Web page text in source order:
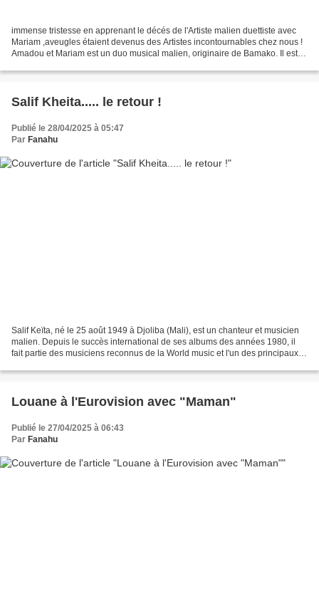
immense tristesse en apprenant le décés de l'Artiste malien duettiste avec
Mariam ,aveugles étaient devenus des Artistes incontournables chez nous !
Amadou et Mariam est un duo musical malien, originaire de Bamako. Il est
Salif Kheita..... le retour !
Publié le 28/04/2025 à 05:47
Par Fanahu
Salif Keïta, né le 25 août 1949 à Djoliba (Mali), est un chanteur et musicien
malien. Depuis le succès international de ses albums des années 1980, il
fait partie des musiciens reconnus de la World music et l'un des principaux
Louane à l'Eurovision avec "Maman"
Publié le 27/04/2025 à 06:43
Par Fanahu